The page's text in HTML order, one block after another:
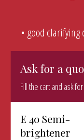
• good clarifying
Ask for a
Fill the cart and ask
E 40 Semi-
brightener